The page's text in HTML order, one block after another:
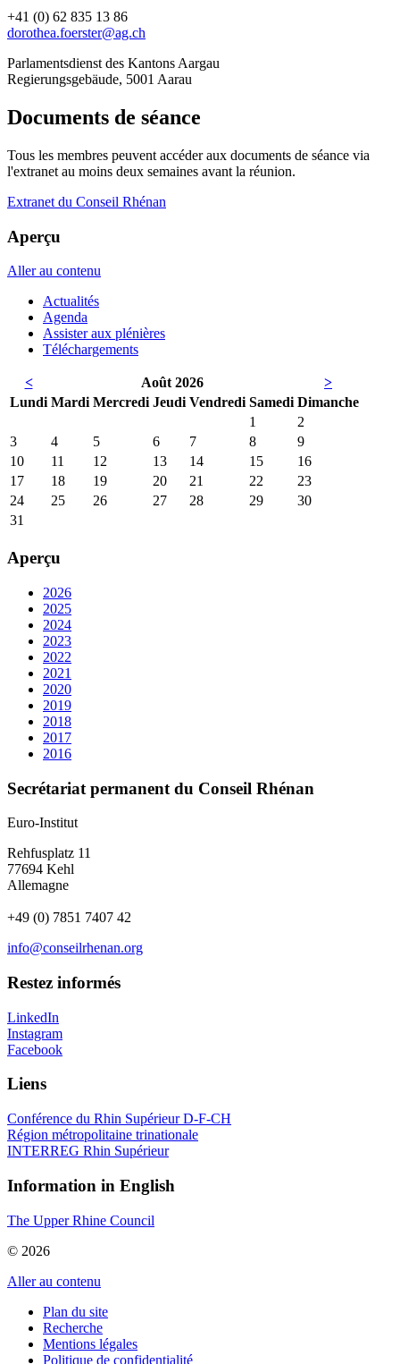
+41 (0) 62 835 13 86
dorothea.foerster@ag.ch
Parlamentsdienst des Kantons Aargau
Regierungsgebäude, 5001 Aarau
Documents de séance
Tous les membres peuvent accéder aux documents de séance via
l'extranet au moins deux semaines avant la réunion.
Extranet du Conseil Rhénan
Aperçu
Aller au contenu
Actualités
Agenda
Assister aux plénières
Téléchargements
< Août 2026
>
Lundi Mardi Mercredi Jeudi Vendredi Samedi Dimanche
1
2
3
4 5 6 7 8
9
10
11 12 13 14 15
16
17
18 19 20 21 22
23
24
25 26 27 28 29
30
31
Aperçu
2026
2025
2024
2023
2022
2021
2020
2019
2018
2017
2016
Secrétariat permanent du Conseil Rhénan
Euro-Institut
Rehfusplatz 11
77694 Kehl
Allemagne
+49 (0) 7851 7407 42
info@conseilrhenan.org
Restez informés
LinkedIn
Instagram
Facebook
Liens
Conférence du Rhin Supérieur D-F-CH
Région métropolitaine trinationale
INTERREG Rhin Supérieur
Information in English
The Upper Rhine Council
© 2026
Aller au contenu
Plan du site
Recherche
Mentions légales
Politique de confidentialité